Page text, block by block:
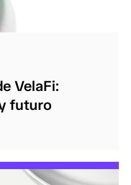
VelaFi:
futuro